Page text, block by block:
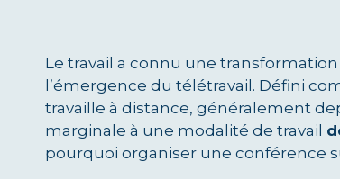
Le travail a connu une
l’émergence du télétravail. Défini
travaille à distance, généralement
marginale à une modalité de travail
pourquoi organiser une conférence